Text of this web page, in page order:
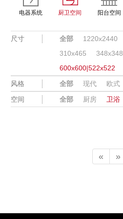
电器系统 厨卫空间 阳台空间
尺寸 全部 1220x2440
310x465
348x348
600x600|522x522
风格
全部 现代 欧式
空间
全部 厨房 卫浴
« »